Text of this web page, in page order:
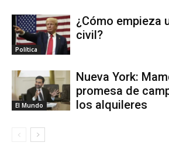
Política
¿Cómo empieza
civil?
El Mundo
Nueva York:
promesa de
los alquileres